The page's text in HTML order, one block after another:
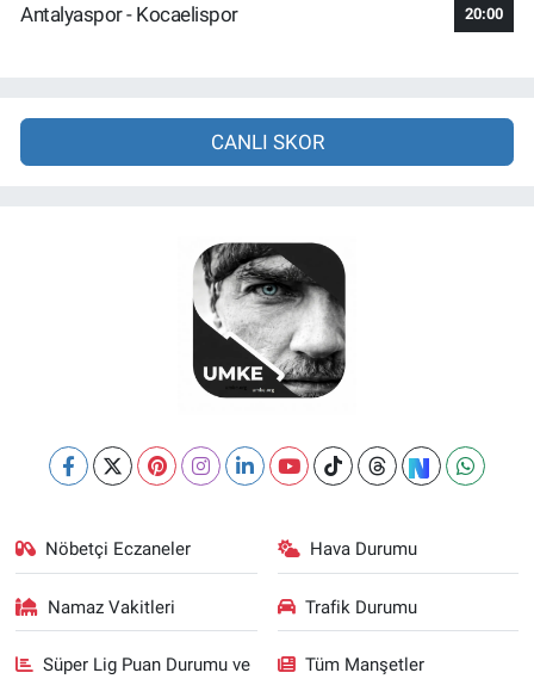
Antalyaspor - Kocaelispor 20:00
CANLI SKOR
Nöbetçi Eczaneler Hava Durumu
Namaz Vakitleri Trafik Durumu
Süper Lig Puan Durumu ve
Tüm Manşetler